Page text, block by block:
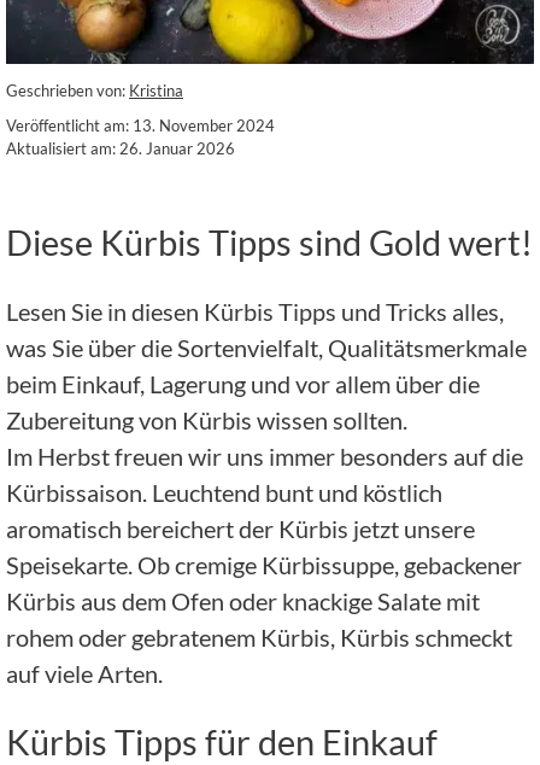
Geschrieben von: Kristina
Veröffentlicht am: 13. November 2024
Aktualisiert am: 26. Januar 2026
Diese Kürbis Tipps sind Gold wert!
Lesen Sie in diesen Kürbis Tipps und Tricks alles,
was Sie über die Sortenvielfalt, Qualitätsmerkmale
beim Einkauf, Lagerung und vor allem über die
Zubereitung von Kürbis wissen sollten.
Im Herbst freuen wir uns immer besonders auf die
Kürbissaison. Leuchtend bunt und köstlich
aromatisch bereichert der Kürbis jetzt unsere
Speisekarte. Ob cremige Kürbissuppe, gebackener
Kürbis aus dem Ofen oder knackige Salate mit
rohem oder gebratenem Kürbis, Kürbis schmeckt
auf viele Arten.
Kürbis Tipps für den Einkauf